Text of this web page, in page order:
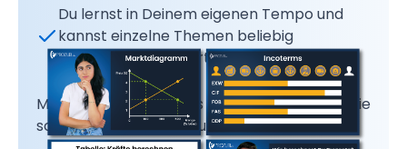
Du lernst in Deinem eigenen Tempo und
kannst einzelne Themen beliebig
wiederholen und vertiefen.
Mit unseren Lernvideos verstehst Du auch die
schwierigen Themen aus Deiner Ausbildung!